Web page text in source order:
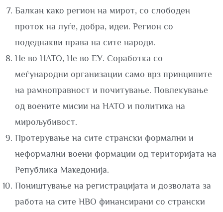
Балкан како регион на мирот, со слободен
проток на луѓе, добра, идеи. Регион со
подеднакви права на сите народи.
Не во НАТО, Не во ЕУ. Соработка со
меѓународни организации само врз принципите
на рамноправност и почитување. Повлекување
од воените мисии на НАТО и политика на
мирољубивост.
Протерување на сите странски формални и
неформални воени формации од територијата на
Република Македонија.
Поништување на регистрацијата и дозволата за
работа на сите НВО финансирани со странски